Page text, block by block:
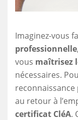
Imaginez-vous
professionnelle
vous maîtrisez
nécessaires.
au retour à
certificat CléA.